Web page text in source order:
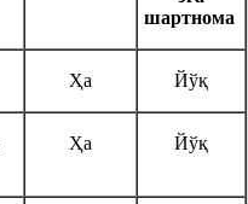
шартнома
Ҳа Йўқ
Ҳа Йўқ